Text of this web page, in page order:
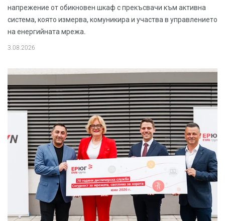
напрежение от обикновен шкаф с прекъсвачи към активна
система, която измерва, комуникира и участва в управлението
на енергийната мрежа.
3.08.2026